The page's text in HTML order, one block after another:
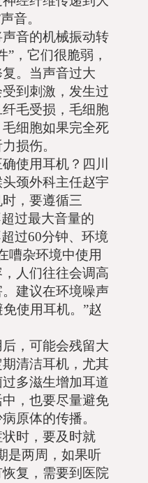
音。
音的机械振动转
”，它们很脆弱，
。当声音过大
到刺激，发生过
毛受损，毛细胞
细胞如果完全死
损伤。
使用耳机？四川
颈外科主任赵宇
，要遵循三
过最大音量的
过60分钟、环境
嘈杂环境中使用
人们往往会调高
建议在环境噪声
使用耳机。”赵
，可能会残留大
清洁耳机，尤其
多滋生增加耳道
，也要尽量避免
原体的传播。
时，要及时就
是两周，如果听
复，需要到医院